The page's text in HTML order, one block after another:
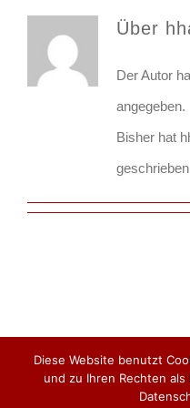
Über
Der Autor
angegeben.
Bisher hat
COPYRIGHT
Diese Website benutzt
und zu Ihren Rechten